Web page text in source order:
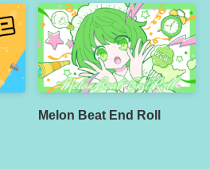
Melon Beat End Roll